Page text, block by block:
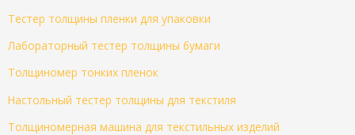
Тестер толщины пленки для упаковки
Лабораторный тестер толщины бумаги
Толщиномер тонких пленок
Настольный тестер толщины для текстиля
Толщиномерная машина для текстильных изделий